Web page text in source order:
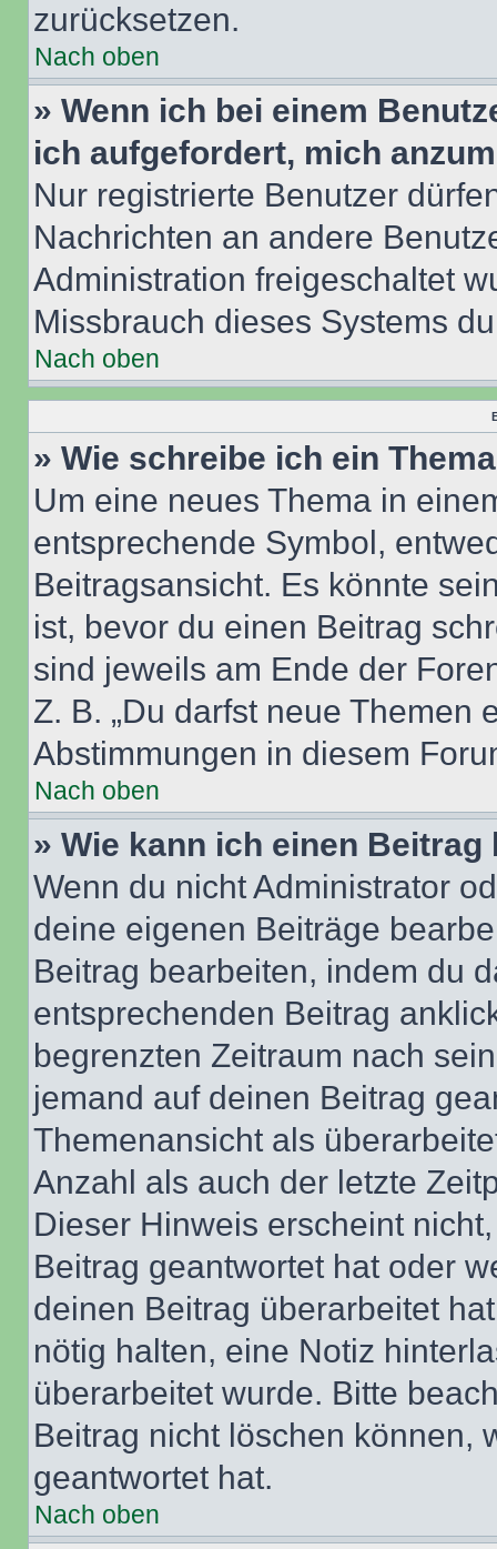
zurücksetzen.
Nach oben
» Wenn ich bei einem
ich aufgefordert, mich
Nur registrierte Benutzer
Nachrichten an andere
Administration freigeschaltet
Missbrauch dieses Systems
Nach oben
» Wie schreibe ich ein
Um eine neues Thema in
entsprechende Symbol,
Beitragsansicht. Es könnte
ist, bevor du einen Beitrag
sind jeweils am Ende der
Z. B. „Du darfst neue Themen
Abstimmungen in diesem
Nach oben
» Wie kann ich einen
Wenn du nicht Administrator
deine eigenen Beiträge
Beitrag bearbeiten, indem du
entsprechenden Beitrag
begrenzten Zeitraum nach
jemand auf deinen Beitrag
Themenansicht als
Anzahl als auch der letzte
Dieser Hinweis erscheint
Beitrag geantwortet hat oder
deinen Beitrag überarbeitet
nötig halten, eine Notiz
überarbeitet wurde. Bitte
Beitrag nicht löschen können,
geantwortet hat.
Nach oben